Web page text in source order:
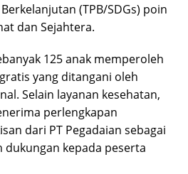
(TPB/SDGs) poin
dan Sejahtera.
125 anak memperoleh
yang ditangani oleh
Selain layanan kesehatan,
perlengkapan
dari PT Pegadaian sebagai
kepada peserta